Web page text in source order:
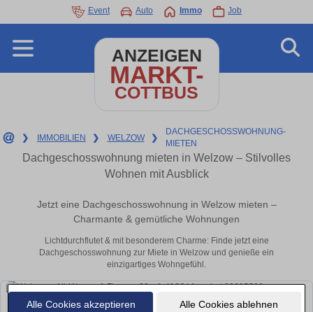
Alle Cookies akzeptieren Alle Cookies ablehnen
Event Auto Immo Job
ANZEIGEN
MARKT-
COTTBUS
❯ IMMOBILIEN ❯ WELZOW ❯
DACHGESCHOSSWOHNUNG-
MIETEN
Dachgeschosswohnung mieten in Welzow – Stilvolles
Wohnen mit Ausblick
Jetzt eine Dachgeschosswohnung in Welzow mieten –
Charmante & gemütliche Wohnungen
Lichtdurchflutet & mit besonderem Charme: Finde jetzt eine
Dachgeschosswohnung zur Miete in Welzow und genieße ein
einzigartiges Wohngefühl.